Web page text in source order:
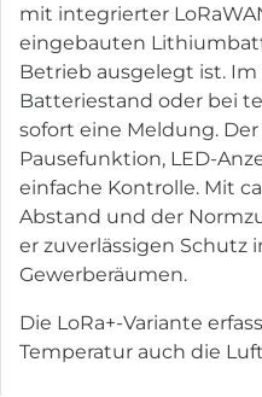
mit integrierter
eingebauten
Betrieb ausgelegt ist.
Batteriestand oder bei
sofort eine Meldung.
Pausefunktion, LED-
einfache Kontrolle. Mit
Abstand und der
er zuverlässigen Schutz
Gewerberäumen.
Die LoRa+-Variante
Temperatur auch die